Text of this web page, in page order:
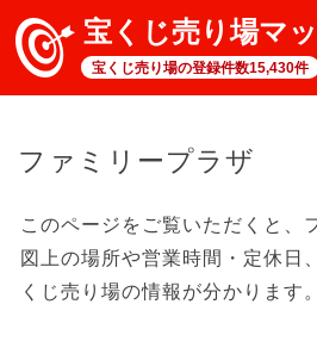
宝くじ売り場マ
宝くじ売り場の登録件数15,430件
ファミリープラザ
このページをご覧いただくと、
図上の場所や営業時間・定休日
くじ売り場の情報が分かります。